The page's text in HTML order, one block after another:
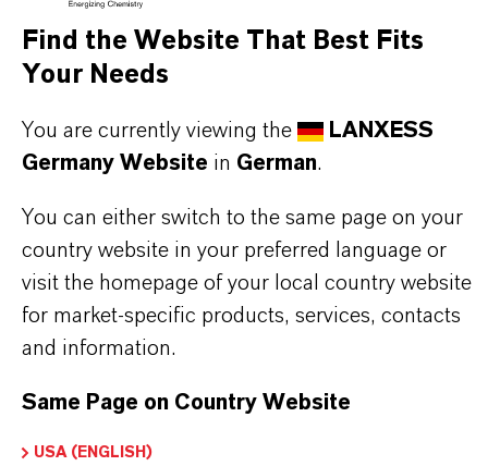
Informationen.
sich, um Zugriff auf die Inhalte zu erhalten.
ANMELDUNG FÜR DEN GESCHÜTZTEN BEREICH
DARUMLANXESS!
Find the Website That Best Fits
Your Needs
You are currently viewing the
LANXESS
Germany Website in German.
You can either switch to the same page on your
country website in your preferred language or
visit the homepage of your local country website
for market-specific products, services, contacts
and information.
Same Page on Country Website
USA (ENGLISH)